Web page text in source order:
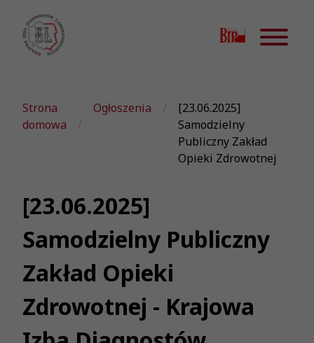
Strona
domowa
Ogłoszenia
[23.06.2025]
Samodzielny
Publiczny Zakład
Opieki Zdrowotnej
[23.06.2025]
Samodzielny Publiczny
Zakład Opieki
Zdrowotnej - Krajowa